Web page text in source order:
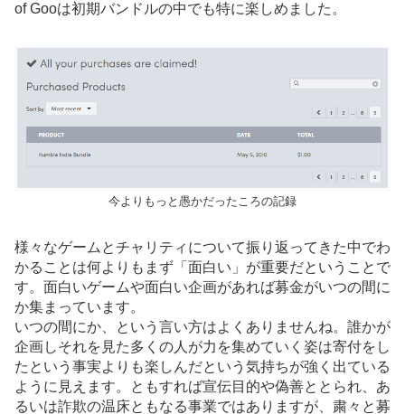
of Gooは初期バンドルの中でも特に楽しめました。
今よりもっと愚かだったころの記録
様々なゲームとチャリティについて振り返ってきた中でわ
かることは何よりもまず「面白い」が重要だということで
す。面白いゲームや面白い企画があれば募金がいつの間に
か集まっています。
いつの間にか、という言い方はよくありませんね。誰かが
企画しそれを見た多くの人が力を集めていく姿は寄付をし
たという事実よりも楽しんだという気持ちが強く出ている
ように見えます。ともすれば宣伝目的や偽善ととられ、あ
るいは詐欺の温床ともなる事業ではありますが、粛々と募